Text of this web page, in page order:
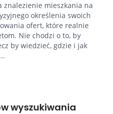
znalezienie mieszkania na
określenia swoich
ofert, które realnie
Nie chodzi o to, by
by wiedzieć, gdzie i jak
wyszukiwania